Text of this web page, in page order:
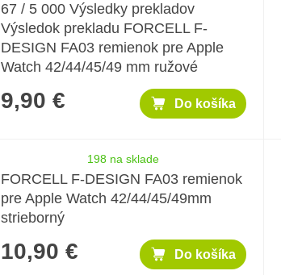
67 / 5 000 Výsledky prekladov
Výsledok prekladu FORCELL F-
DESIGN FA03 remienok pre Apple
Watch 42/44/45/49 mm ružové
9,90 € Do košíka
198 na sklade
FORCELL F-DESIGN FA03 remienok
pre Apple Watch 42/44/45/49mm
strieborný
10,90 € Do košíka